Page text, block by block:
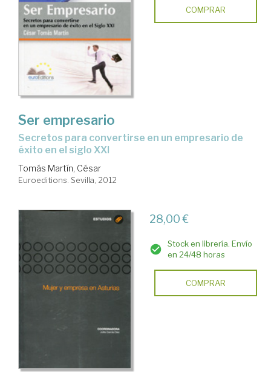
COMPRAR
Ser empresario
secretos para convertirse en un empresario de
éxito en el siglo XXI
Tomás Martín, César
Euroeditions. Sevilla, 2012
28,00 €
Stock en librería. Envío
en 24/48 horas
COMPRAR